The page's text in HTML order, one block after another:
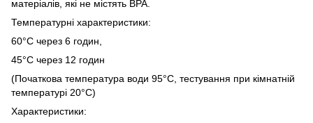
матеріалів, які не містять BPA.
Температурні характеристики:
60°С через 6 годин,
45°С через 12 годин
(Початкова температура води 95°C, тестування при кімнатній
температурі 20°C)
Характеристики: